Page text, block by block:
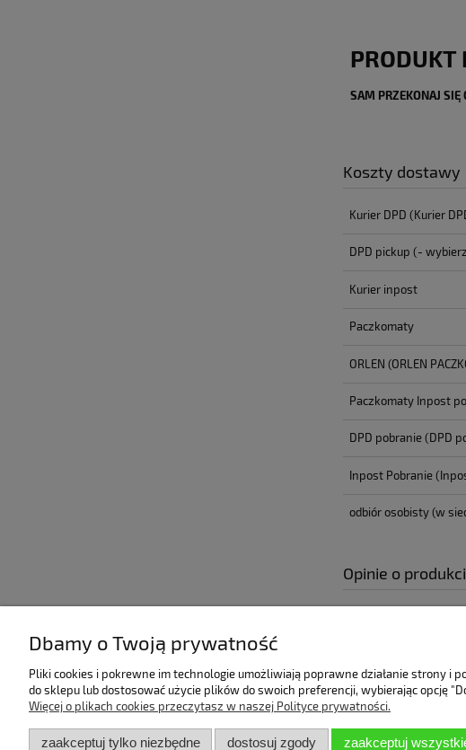
PRODUKT
SAM PRZEKONAJ SIĘ
Koszty dostawy
Kurier DPD (Kurier
DPD pickup (-
Kurier inpost
Paczkomaty
ORLEN (ORLEN
Paczkomaty Inpost
DPD pobranie(DPD
Inpost Pobranie
odbiór osobisty(w
Opinie o
Himalaya Dolphin Baby
Kordonki
Twoje
Dbamy o Twoją prywatność
Pliki cookies i pokrewne im technologie umożliwiają poprawne działanie strony
do sklepu lub dostosować użycie plików do swoich preferencji, wybierając opcję
Więcej o plikach cookies przeczytasz w naszej Polityce prywatności.
zaakceptuj tylko niezbędne dostosuj zgody zaakceptuj